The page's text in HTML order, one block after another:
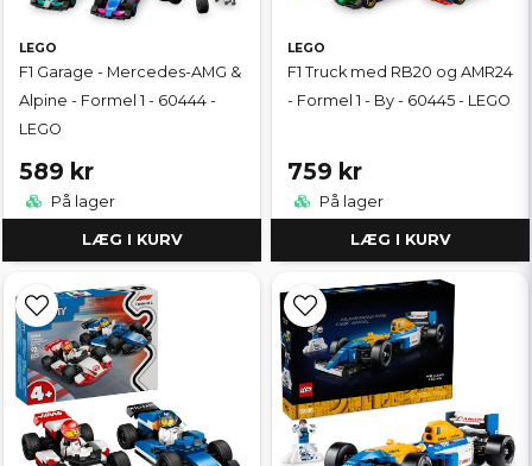
LEGO
F1 Garage - Mercedes-AMG &
Alpine - Formel 1 - 60444 -
LEGO
589 kr
På lager
LÆG I KURV
LEGO
F1 Truck med RB20 og AMR24
- Formel 1 - By - 60445 - LEGO
759 kr
På lager
LÆG I KURV